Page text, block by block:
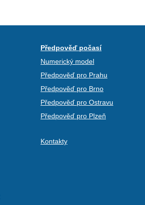
Předpověď počasí
Numerický model
Předpověď pro Prahu
Předpověď pro Brno
Předpověď pro Ostravu
Předpověď pro Plzeň
Kontakty